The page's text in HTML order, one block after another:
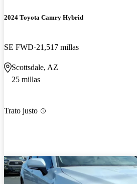
2024 Toyota Camry Hybrid
SE FWD 21,517 millas
Scottsdale, AZ
25 millas
Trato justo